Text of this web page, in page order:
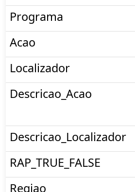
Programa
Acao
Localizador
Descricao_Acao
Descricao_Localizador
RAP_TRUE_FALSE
Regiao